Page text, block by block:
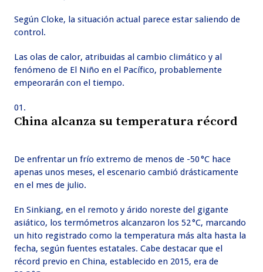
Según Cloke, la situación actual parece estar saliendo de
control.
Las olas de calor, atribuidas al cambio climático y al
fenómeno de El Niño en el Pacífico, probablemente
empeorarán con el tiempo.
China alcanza su temperatura récord
De enfrentar un frío extremo de menos de -50 °C hace
apenas unos meses, el escenario cambió drásticamente
en el mes de julio.
En Sinkiang, en el remoto y árido noreste del gigante
asiático, los termómetros alcanzaron los 52 °C, marcando
un hito registrado como la temperatura más alta hasta la
fecha, según fuentes estatales. Cabe destacar que el
récord previo en China, establecido en 2015, era de